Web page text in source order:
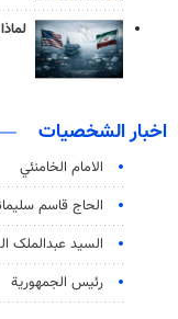
اخبار الشخصيات
الامام الخامنئي
الحاج قاسم
السید عبدالملک
رئيس الجمهورية